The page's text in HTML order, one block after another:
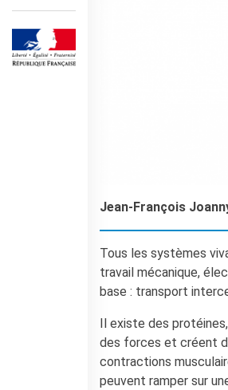
TRADUCTION
MÉDIATHÈQUE
Accès au catalogue
Culturethèque
CINEMA
ÉCOLE & UNIVERSITÉ
Coopération éducative
Jean-François
Tous les systèmes
travail mécanique,
base : transport
Il existe des
des forces et créent
contractions
peuvent ramper sur